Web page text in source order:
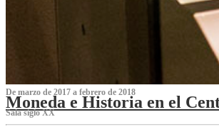
De marzo de 2017 a febrero de 2018
Moneda e Historia en el
Sala siglo XX